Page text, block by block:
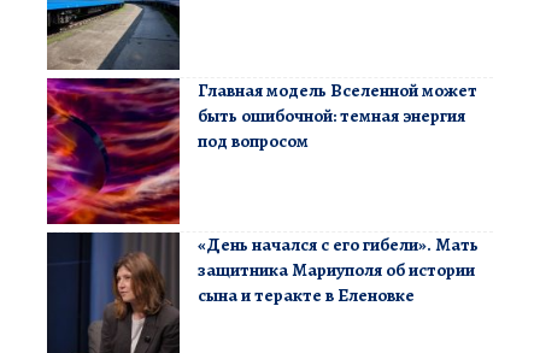
Главная модель Вселенной может
быть ошибочной: темная энергия
под вопросом
«День начался с его гибели». Мать
защитника Мариуполя об истории
сына и теракте в Еленовке